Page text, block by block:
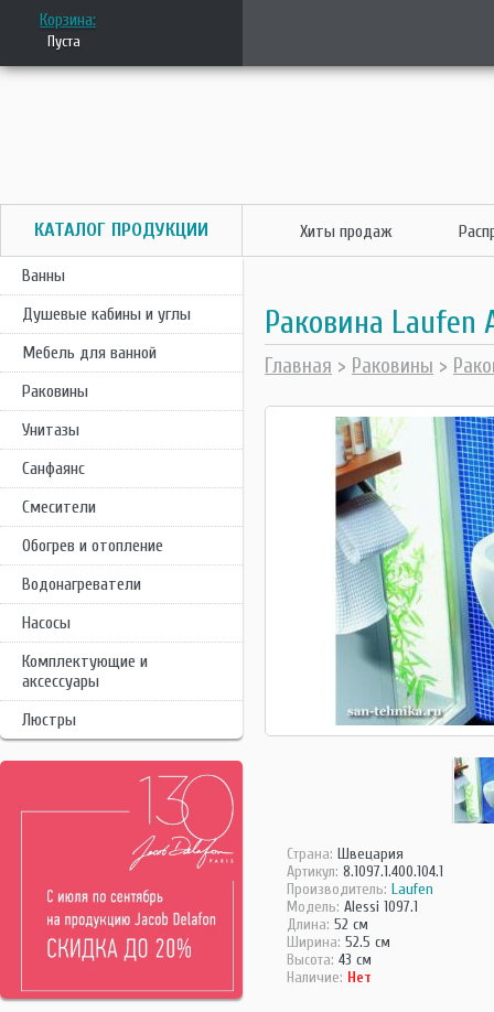
Корзина:
Пуста
КАТАЛОГ ПРОДУКЦИИ
Ванны
Душевые кабины и углы
Мебель для ванной
Раковины
Унитазы
Санфаянс
Смесители
Обогрев и отопление
Водонагреватели
Насосы
Комплектующие и
аксессуары
Люстры
Хиты продаж
Раковина Laufen
Главная > Раковины >
Страна: Швецария
Артикул: 8.1097.1.400.104.1
Производитель: Laufen
Модель: Alessi 1097.1
Длина: 52 см
Ширина: 52.5 см
Высота: 43 см
Наличие: Нет